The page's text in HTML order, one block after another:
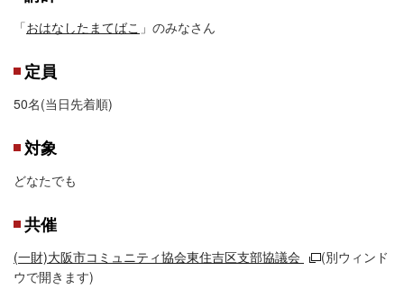
「おはなしたまてばこ 」のみなさん
定員
50名(当日先着順)
対象
どなたでも
共催
(一財)大阪市コミュニティ協会東住吉区支部協議会
(別ウィンド
ウで開きます)